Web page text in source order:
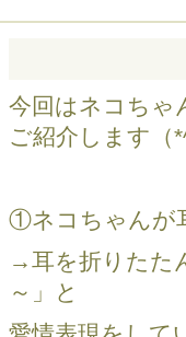
今回はネコちゃ
ご紹介します（
①ネコちゃんが
→耳を折りたた
～」と